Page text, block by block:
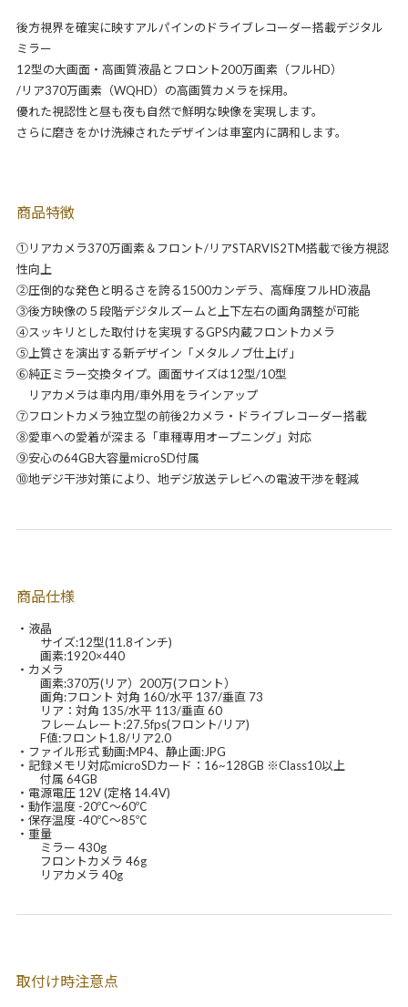
後方視界を確実に映すアルパインのドライブレコーダー搭載デジタル
ミラー
12型の大画面・高画質液晶とフロント200万画素（フルHD）
/リア370万画素（WQHD）の高画質カメラを採用。
優れた視認性と昼も夜も自然で鮮明な映像を実現します。
さらに磨きをかけ洗練されたデザインは車室内に調和します。
商品特徴
①リアカメラ370万画素＆フロント/リアSTARVIS2TM搭載で後方視認
性向上
②圧倒的な発色と明るさを誇る1500カンデラ、高輝度フルHD液晶
③後方映像の５段階デジタルズームと上下左右の画角調整が可能
④スッキリとした取付けを実現するGPS内蔵フロントカメラ
⑤上質さを演出する新デザイン「メタルノブ仕上げ」
⑥純正ミラー交換タイプ。画面サイズは12型/10型
リアカメラは車内用/車外用をラインアップ
⑦フロントカメラ独立型の前後2カメラ・ドライブレコーダー搭載
⑧愛車への愛着が深まる「車種専用オープニング」対応
⑨安心の64GB大容量microSD付属
⑩地デジ干渉対策により、地デジ放送テレビへの電波干渉を軽減
商品仕様
・液晶
サイズ:12型(11.8インチ)
画素:1920×440
・カメラ
画素:370万(リア）200万(フロント）
画角:フロント 対角 160/水平 137/垂直 73
リア：対角 135/水平 113/垂直 60
フレームレート:27.5fps(フロント/リア)
F値:フロント1.8/リア2.0
・ファイル形式 動画:MP4、静止画:JPG
・記録メモリ対応microSDカード：16~128GB ※Class10以上
付属 64GB
・電源電圧 12V (定格 14.4V)
・動作温度 -20℃～60℃
・保存温度 -40℃～85℃
・重量
ミラー 430g
フロントカメラ 46g
リアカメラ 40g
取付け時注意点